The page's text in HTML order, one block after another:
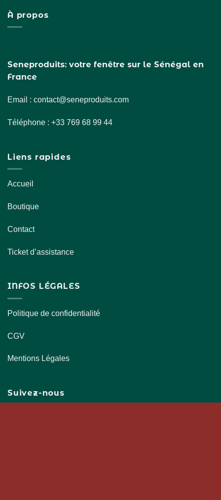
À propos
Seneproduits: votre fenêtre sur le Sénégal en
France
Email : contact@seneproduits.com
Téléphone : +33 769 68 99 44
Liens rapides
Accueil
Boutique
Contact
Ticket d’assistance
INFOS LÉGALES
Politique de confidentialité
CGV
Mentions Légales
Suivez-nous